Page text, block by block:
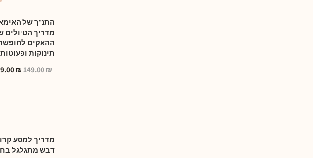
התנ"ך של
מדריך הטיולים
ההאקים
תינוקות ופעוטות
149.00₪
₪
מדריך למסע
דבש מתגלגל